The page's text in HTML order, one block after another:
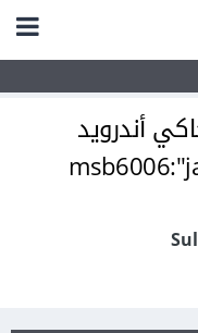
أندرويد